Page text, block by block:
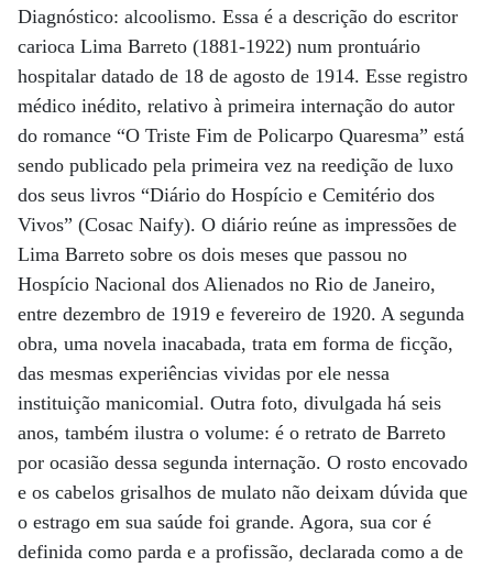
Diagnóstico: alcoolismo. Essa é a descrição do escritor
carioca Lima Barreto (1881-1922) num prontuário
hospitalar datado de 18 de agosto de 1914. Esse registro
médico inédito, relativo à primeira internação do autor
do romance “O Triste Fim de Policarpo Quaresma” está
sendo publicado pela primeira vez na reedição de luxo
dos seus livros “Diário do Hospício e Cemitério dos
Vivos” (Cosac Naify). O diário reúne as impressões de
Lima Barreto sobre os dois meses que passou no
Hospício Nacional dos Alienados no Rio de Janeiro,
entre dezembro de 1919 e fevereiro de 1920. A segunda
obra, uma novela inacabada, trata em forma de ficção,
das mesmas experiências vividas por ele nessa
instituição manicomial. Outra foto, divulgada há seis
anos, também ilustra o volume: é o retrato de Barreto
por ocasião dessa segunda internação. O rosto encovado
e os cabelos grisalhos de mulato não deixam dúvida que
o estrago em sua saúde foi grande. Agora, sua cor é
definida como parda e a profissão, declarada como a de